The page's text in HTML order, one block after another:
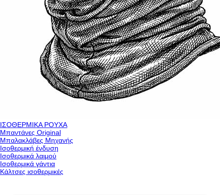
ΙΣΟΘΕΡΜΙΚΑ ΡΟΥΧΑ
Μπαντάνες Original
Μπαλακλάβες Μηχανής
Ισοθερμική ένδυση
Ισοθερμικά λαιμού
Ισοθερμικά γάντια
Κάλτσες ισοθερμικές